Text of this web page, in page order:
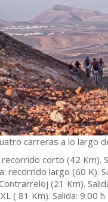
carreras a lo largo
corto (42 Km).
recorrido largo (60 K).
(21 Km).
( 81 Km). Salida: 9:00 h.